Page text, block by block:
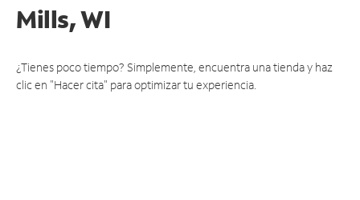
Mills, WI
¿Tienes poco tiempo? Simplemente, encuentra una tienda y haz
clic en "Hacer cita" para optimizar tu experiencia.